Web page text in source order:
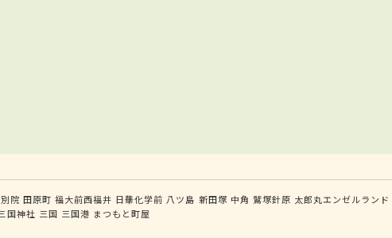
院 田原町 福大前西福井 日華化学前 八ツ島 新田塚 中角 鷲塚針原 太郎丸エンゼルランド
国神社 三国 三国港 まつもと町屋